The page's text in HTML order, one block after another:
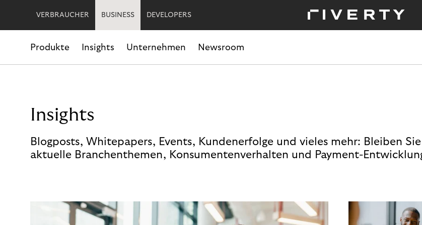
VERBRAUCHER BUSINESS DEVELOPERS
Produkte Insights Unternehmen Newsroom
Insights
Blogposts, Whitepapers, Events, Kundenerfolge und vieles mehr: Bleiben
aktuelle Branchenthemen, Konsumentenverhalten und Payment-